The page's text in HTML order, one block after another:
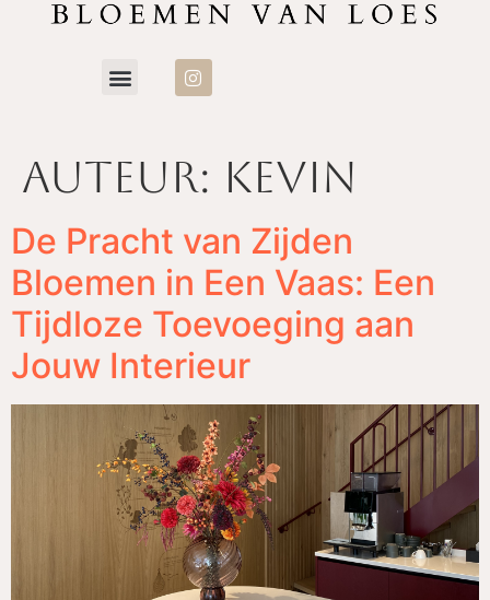
Auteur: Kevin
De Pracht van Zijden
Bloemen in Een Vaas: Een
Tijdloze Toevoeging aan
Jouw Interieur